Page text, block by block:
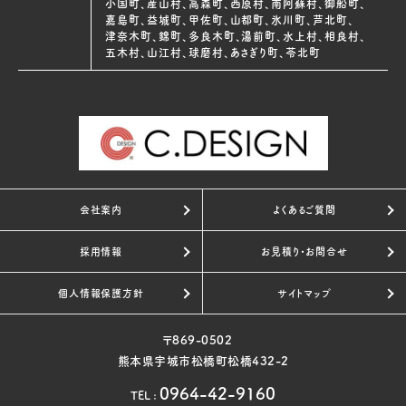
嘉島町、益城町、甲佐町、山都町、氷川町、芦北町、
津奈木町、錦町、多良木町、湯前町、水上村、相良村、
五木村、山江村、球磨村、あさぎり町、苓北町
会社案内 よくあるご質問
採用情報 お見積り・お問合せ
個人情報保護方針 サイトマップ
〒869-0502
熊本県宇城市松橋町松橋432-2
TEL : 0964-42-9160